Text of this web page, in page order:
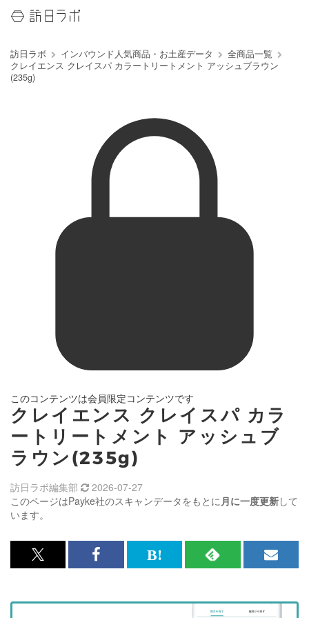
訪日ラボ インバウンド人気商品・お土産データ
全商品一覧
クレイエンス クレイスパ カラートリートメント アッシュブラウン
(235g)
このコンテンツは会員限定コンテンツです
クレイエンス クレイスパ カラ
ートリートメント アッシュブ
ラウン(235g)
このページはPayke社のスキャンデータをもとに月に一度更新して
います。
訪日ラボ編集部 2026-07-27
x<br>
記
Facebook<br>
記
は
な
RSS
記
メ
マ